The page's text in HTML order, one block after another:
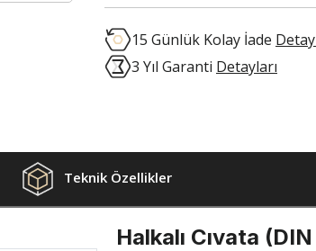
15 Günlük Kolay İade
3 Yıl Garanti Detayları
Teknik Özellikler
Halkalı Cıvata